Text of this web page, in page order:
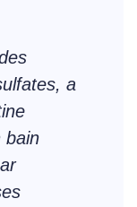
a
bain